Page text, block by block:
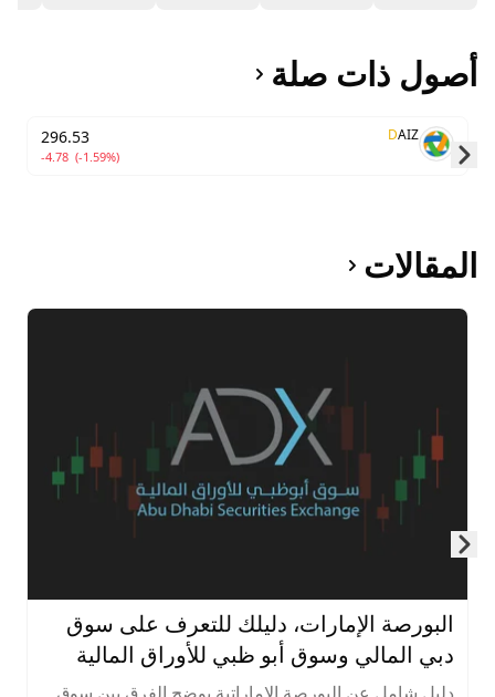
أصول ذات صلة
AIZ
D
296.53
-4.78 (-1.59%)
المقالات
البورصة الإمارات، دليلك للتعرف على سوق
دبي المالي وسوق أبو ظبي للأوراق المالية